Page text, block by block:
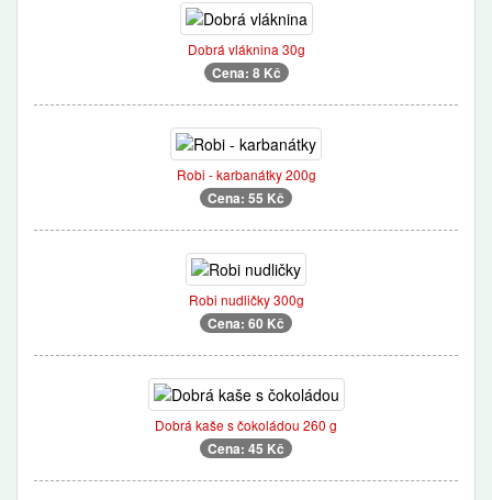
Dobrá vláknina 30g
Cena: 8 Kč
Robi - karbanátky 200g
Cena: 55 Kč
Robi nudličky 300g
Cena: 60 Kč
Dobrá kaše s čokoládou 260 g
Cena: 45 Kč